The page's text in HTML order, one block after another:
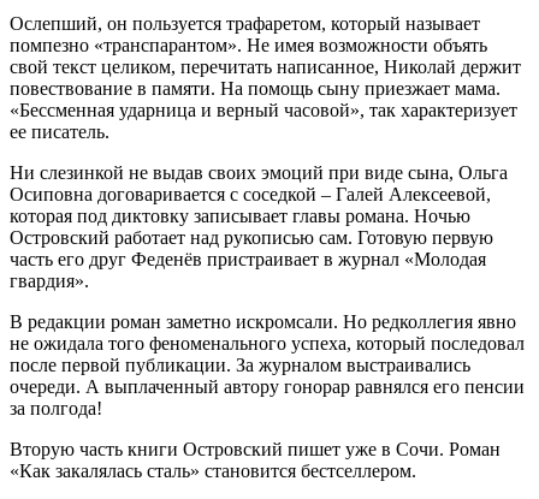
Ослепший, он пользуется трафаретом, который называет
помпезно «транспарантом». Не имея возможности объять
свой текст целиком, перечитать написанное, Николай держит
повествование в памяти. На помощь сыну приезжает мама.
«Бессменная ударница и верный часовой», так характеризует
ее писатель.
Ни слезинкой не выдав своих эмоций при виде сына, Ольга
Осиповна договаривается с соседкой – Галей Алексеевой,
которая под диктовку записывает главы романа. Ночью
Островский работает над рукописью сам. Готовую первую
часть его друг Феденёв пристраивает в журнал «Молодая
гвардия».
В редакции роман заметно искромсали. Но редколлегия явно
не ожидала того феноменального успеха, который последовал
после первой публикации. За журналом выстраивались
очереди. А выплаченный автору гонорар равнялся его пенсии
за полгода!
Вторую часть книги Островский пишет уже в Сочи. Роман
«Как закалялась сталь» становится бестселлером.